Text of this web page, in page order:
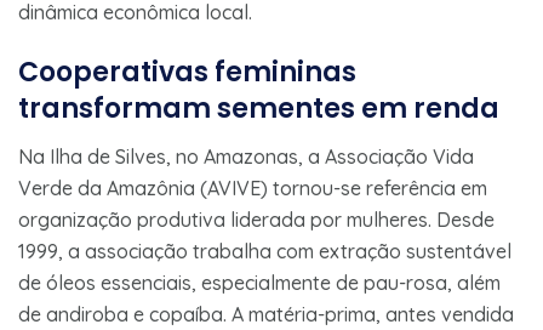
dinâmica econômica local.
Cooperativas femininas
transformam sementes em renda
Na Ilha de Silves, no Amazonas, a Associação Vida
Verde da Amazônia (AVIVE) tornou-se referência em
organização produtiva liderada por mulheres. Desde
1999, a associação trabalha com extração sustentável
de óleos essenciais, especialmente de pau-rosa, além
de andiroba e copaíba. A matéria-prima, antes vendida